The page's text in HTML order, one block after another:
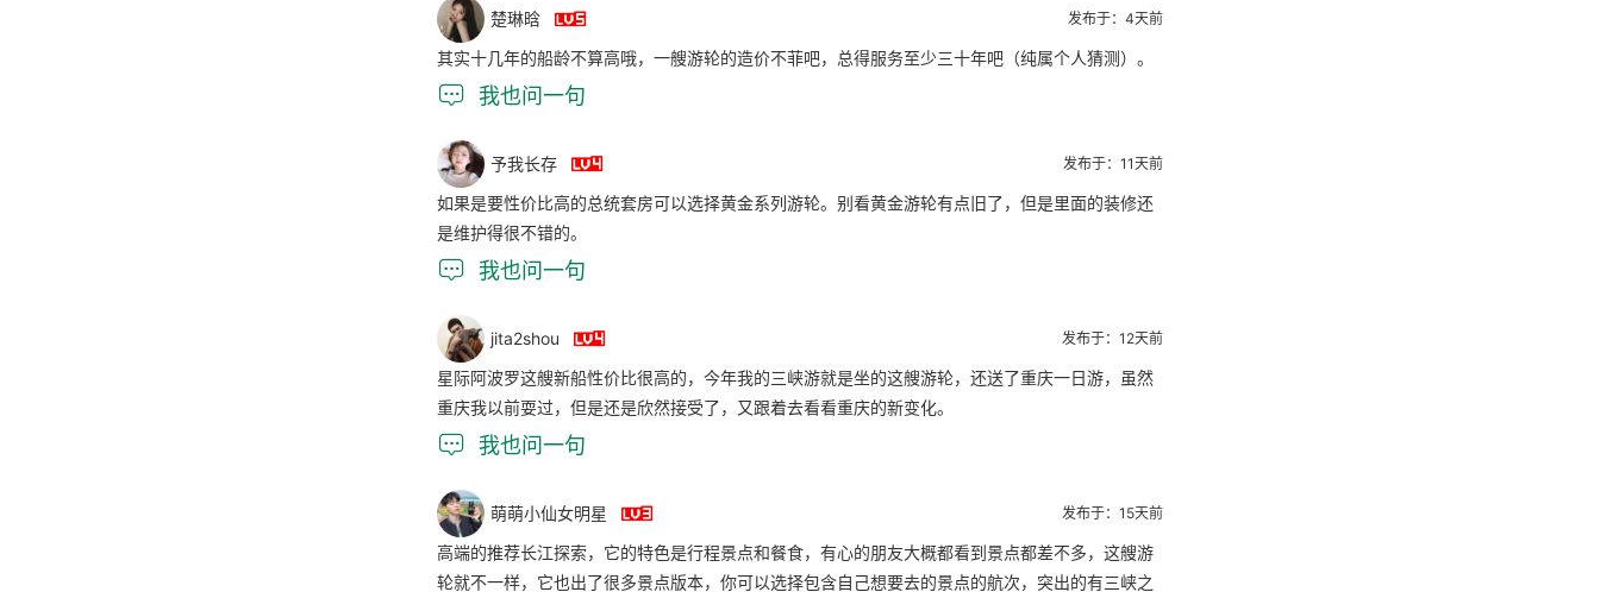
楚琳晗  发布于：4天前
其实十几年的船龄不算高哦，一艘游轮的造价不菲吧，总得服务至少三十年吧（纯属个人猜测）。
 我也问一句
予我长存  发布于：11天前
如果是要性价比高的总统套房可以选择黄金系列游轮。别看黄金游轮有点旧了，但是里面的装修还
是维护得很不错的。
 我也问一句
jita2shou  发布于：12天前
星际阿波罗这艘新船性价比很高的，今年我的三峡游就是坐的这艘游轮，还送了重庆一日游，虽然
重庆我以前耍过，但是还是欣然接受了，又跟着去看看重庆的新变化。
 我也问一句
萌萌小仙女明星  发布于：15天前
高端的推荐长江探索，它的特色是行程景点和餐食，有心的朋友大概都看到景点都差不多，这艘游
轮就不一样，它也出了很多景点版本，你可以选择包含自己想要去的景点的航次，突出的有三峡之